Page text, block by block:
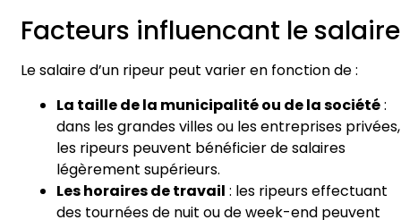
Facteurs influencant le salaire
Le salaire d’un ripeur peut varier en fonction de :
La taille de la municipalité ou de la société:
dans les grandes villes ou les entreprises privées,
les ripeurs peuvent bénéficier de salaires
légèrement supérieurs.
Les horaires de travail : les ripeurs effectuant
des tournées de nuit ou de week-end peuvent